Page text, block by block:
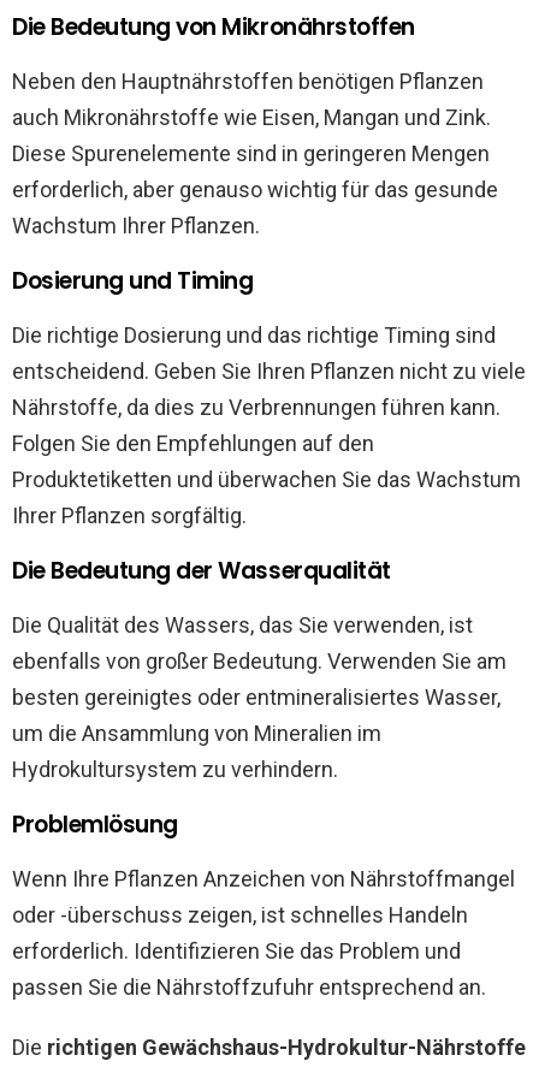
Die Bedeutung von Mikronährstoffen
Neben den Hauptnährstoffen benötigen Pflanzen
auch Mikronährstoffe wie Eisen, Mangan und Zink.
Diese Spurenelemente sind in geringeren Mengen
erforderlich, aber genauso wichtig für das gesunde
Wachstum Ihrer Pflanzen.
Dosierung und Timing
Die richtige Dosierung und das richtige Timing sind
entscheidend. Geben Sie Ihren Pflanzen nicht zu viele
Nährstoffe, da dies zu Verbrennungen führen kann.
Folgen Sie den Empfehlungen auf den
Produktetiketten und überwachen Sie das Wachstum
Ihrer Pflanzen sorgfältig.
Die Bedeutung der Wasserqualität
Die Qualität des Wassers, das Sie verwenden, ist
ebenfalls von großer Bedeutung. Verwenden Sie am
besten gereinigtes oder entmineralisiertes Wasser,
um die Ansammlung von Mineralien im
Hydrokultursystem zu verhindern.
Problemlösung
Wenn Ihre Pflanzen Anzeichen von Nährstoffmangel
oder -überschuss zeigen, ist schnelles Handeln
erforderlich. Identifizieren Sie das Problem und
passen Sie die Nährstoffzufuhr entsprechend an.
Die richtigen Gewächshaus-Hydrokultur-Nährstoffe